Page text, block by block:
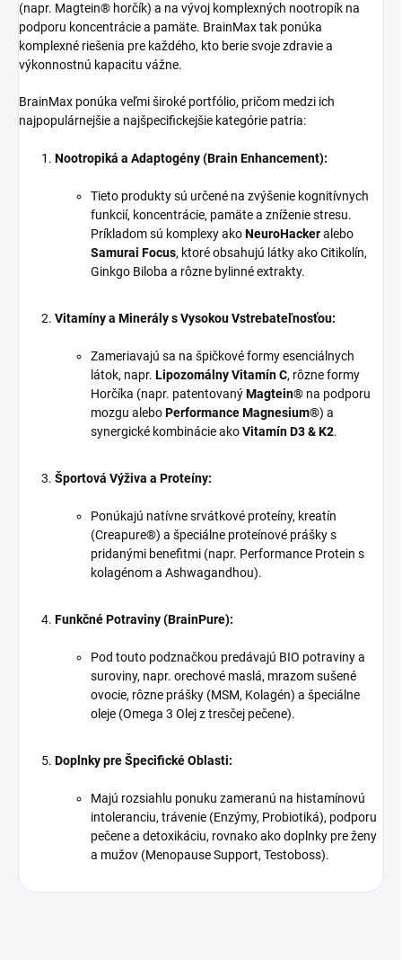
(napr. Magtein® horčík) a na vývoj komplexných nootropík na
podporu koncentrácie a pamäte. BrainMax tak ponúka
komplexné riešenia pre každého, kto berie svoje zdravie a
výkonnostnú kapacitu vážne.
BrainMax ponúka veľmi široké portfólio, pričom medzi ich
najpopulárnejšie a najšpecifickejšie kategórie patria:
Nootropiká a Adaptogény (Brain Enhancement):
Tieto produkty sú určené na zvýšenie kognitívnych
funkcií, koncentrácie, pamäte a zníženie stresu.
Príkladom sú komplexy akoNeuroHackeralebo
Samurai Focus, ktoré obsahujú látky ako Citikolín,
Ginkgo Biloba a rôzne bylinné extrakty.
Vitamíny a Minerály s Vysokou Vstrebateľnosťou:
Zameriavajú sa na špičkové formy esenciálnych
látok, napr. Lipozomálny Vitamín C, rôzne formy
Horčíka (napr. patentovanýMagtein® na podporu
mozgu aleboPerformance Magnesium®) a
synergické kombinácie akoVitamín D3 & K2.
Športová Výživa a Proteíny:
Ponúkajú natívne srvátkové proteíny, kreatín
(Creapure®) a špeciálne proteínové prášky s
pridanými benefitmi (napr. Performance Protein s
kolagénom a Ashwagandhou).
Funkčné Potraviny (BrainPure):
Pod touto podznačkou predávajú BIO potraviny a
suroviny, napr. orechové maslá, mrazom sušené
ovocie, rôzne prášky (MSM, Kolagén) a špeciálne
oleje (Omega 3 Olej z tresčej pečene).
Doplnky pre Špecifické Oblasti:
Majú rozsiahlu ponuku zameranú na histamínovú
intoleranciu, trávenie (Enzýmy, Probiotiká), podporu
pečene a detoxikáciu, rovnako ako doplnky pre ženy
a mužov (Menopause Support, Testoboss).